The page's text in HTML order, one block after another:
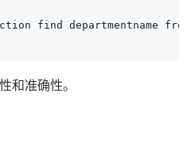
find departmentname
和准确性。